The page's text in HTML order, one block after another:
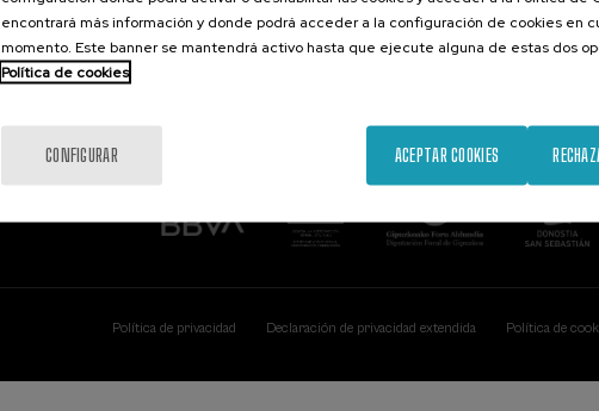
Gipuzkoa, Spain
Contacta con nosotros
Política de privacidad Declaración de privacidad extendida Política de
encontrará más información y donde podrá acceder a la configuración de cookies en
momento. Este banner se mantendrá activo hasta que ejecute alguna de estas dos
Política de cookies
CONFIGURAR ACEPTAR COOKIES